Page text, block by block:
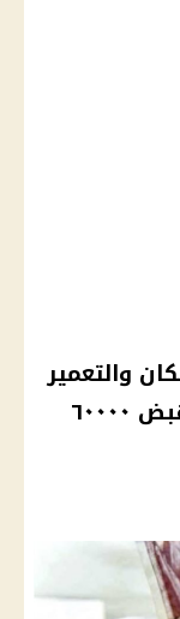
والتعمير
شهادة ادخار أعلى الأرباح وهتقبض ٦٠٠٠٠